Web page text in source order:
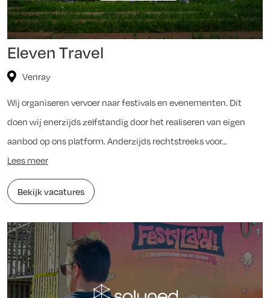
Eleven Travel
Venray
Wij organiseren vervoer naar festivals en evenementen. Dit
doen wij enerzijds zelfstandig door het realiseren van eigen
aanbod op ons platform. Anderzijds rechtstreeks voor...
Lees meer
Bekijk vacatures